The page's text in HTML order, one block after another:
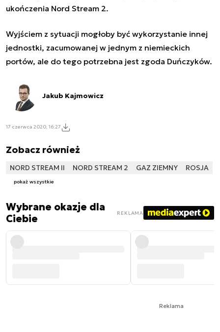
ukończenia Nord Stream 2.
Wyjściem z sytuacji mogłoby być wykorzystanie innej
jednostki, zacumowanej w jednym z niemieckich
portów, ale do tego potrzebna jest zgoda Duńczyków.
Jakub Kajmowicz
17 czerwca 2020, 16:27
Zobacz również
NORD STREAM II NORD STREAM 2 GAZ ZIEMNY ROSJA
pokaż wszystkie
Wybrane okazje dla
Ciebie
REKLAMA
Reklama